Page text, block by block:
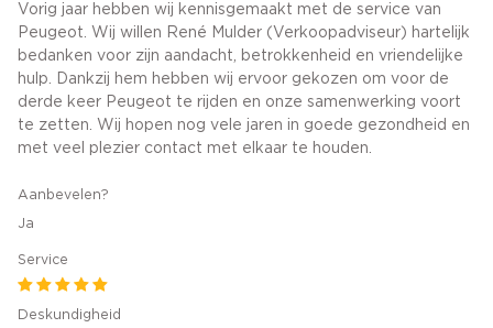
Vorig jaar hebben wij kennisgemaakt met de service van
Peugeot. Wij willen René Mulder (Verkoopadviseur) hartelijk
bedanken voor zijn aandacht, betrokkenheid en vriendelijke
hulp. Dankzij hem hebben wij ervoor gekozen om voor de
derde keer Peugeot te rijden en onze samenwerking voort
te zetten. Wij hopen nog vele jaren in goede gezondheid en
met veel plezier contact met elkaar te houden.
Aanbevelen?
Ja
Service
Deskundigheid